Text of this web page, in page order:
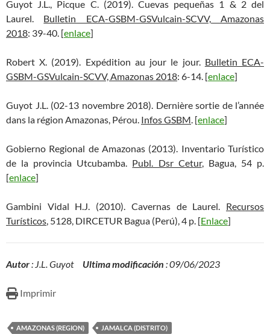
Guyot J.L., Picque C. (2019). Cuevas pequeñas 1 & 2 del
Laurel. Bulletin ECA-GSBM-GSVulcain-SCVV, Amazonas
2018: 39-40. [enlace]
Robert X. (2019). Expédition au jour le jour. Bulletin ECA-
GSBM-GSVulcain-SCVV, Amazonas 2018: 6-14. [enlace]
Guyot J.L. (02-13 novembre 2018). Dernière sortie de l’année
dans la région Amazonas, Pérou. Infos GSBM. [enlace]
Gobierno Regional de Amazonas (2013). Inventario Turístico
de la provincia Utcubamba. Publ. Dsr Cetur, Bagua, 54 p.
[enlace]
Gambini Vidal H.J. (2010). Cavernas de Laurel. Recursos
Turísticos, 5128, DIRCETUR Bagua (Perú), 4 p. [Enlace]
Autor: J.L. Guyot Ultima modificación : 09/06/2023
Imprimir
AMAZONAS (REGION)
JAMALCA (DISTRITO)